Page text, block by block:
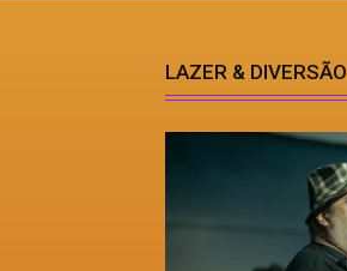
LAZER & DIVERSÃO